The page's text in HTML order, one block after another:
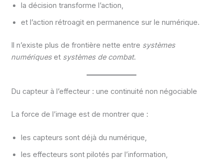
la décision transforme l’action,
et l’action rétroagit en permanence sur le numérique.
Il n’existe plus de frontière nette entre systèmes
numériqueset systèmes de combat.
Du capteur à l’effecteur : une continuité non négociable
La force de l’image est de montrer que :
les capteurs sont déjà du numérique,
les effecteurs sont pilotés par l’information,